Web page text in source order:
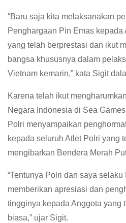
“Baru saja kita melaksanakan
Penghargaan Pin Emas kepada
yang telah berprestasi dan ikut
bangsa khususnya dalam
Vietnam kemarin,” kata Sigit
Karena telah ikut
Negara Indonesia di Sea
Polri menyampaikan
kepada seluruh Atlet Polri yang
mengibarkan Bendera Merah
“Tentunya Polri dan saya
memberikan apresiasi dan
tingginya kepada Anggota yang
biasa,” ujar Sigit.